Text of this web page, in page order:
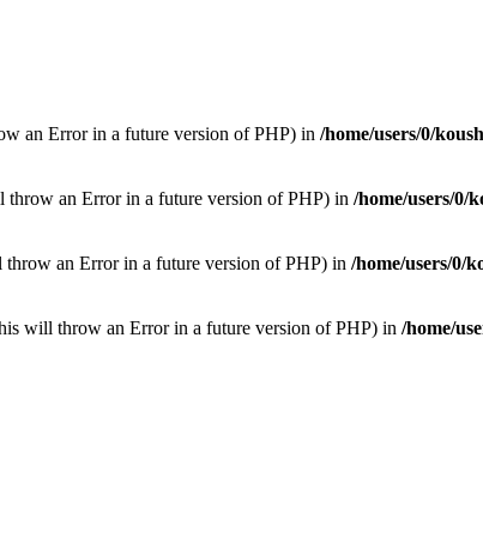
an Error in a future version of PHP) in /home/users/0/
throw an Error in a future version of PHP) in /home/users/0/
throw an Error in a future version of PHP) in /home/users/0/
will throw an Error in a future version of PHP) in /home/